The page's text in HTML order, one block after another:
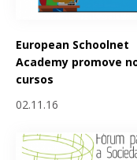
European Schoolnet
Academy promove
cursos
02.11.16